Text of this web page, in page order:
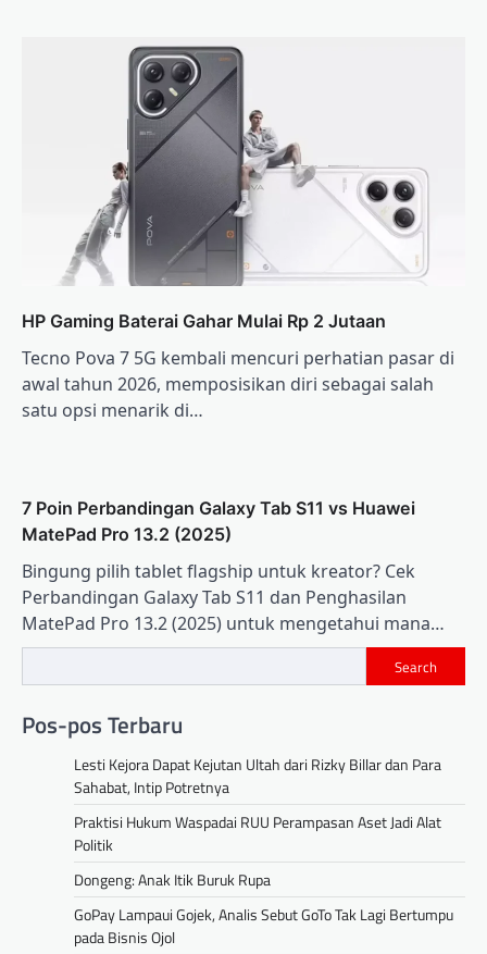
HP Gaming Baterai Gahar Mulai Rp 2 Jutaan
Tecno Pova 7 5G kembali mencuri perhatian pasar di
awal tahun 2026, memposisikan diri sebagai salah
satu opsi menarik di…
7 Poin Perbandingan Galaxy Tab S11 vs Huawei
MatePad Pro 13.2 (2025)
Bingung pilih tablet flagship untuk kreator? Cek
Perbandingan Galaxy Tab S11 dan Penghasilan
MatePad Pro 13.2 (2025) untuk mengetahui mana…
Search
Pos-pos Terbaru
Lesti Kejora Dapat Kejutan Ultah dari Rizky Billar dan Para
Sahabat, Intip Potretnya
Praktisi Hukum Waspadai RUU Perampasan Aset Jadi Alat
Politik
Dongeng: Anak Itik Buruk Rupa
GoPay Lampaui Gojek, Analis Sebut GoTo Tak Lagi Bertumpu
pada Bisnis Ojol